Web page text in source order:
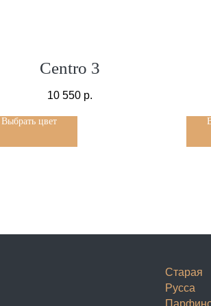
Centro 3
10 550 р.
Выбрать цвет
Старая
Русса